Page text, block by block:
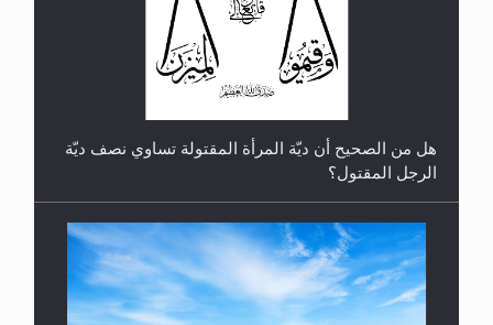
رأيٌ في لغة المسيح الموعود عليه السلام.. 4...
هل من الصحيح أن ديّة المرأة المقتولة تساوي نصف ديّة
الرجل المقتول؟